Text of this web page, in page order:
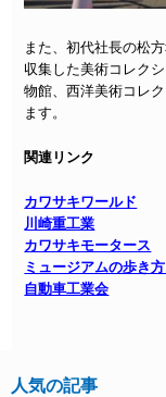
また、初代社長の松
収集した美術コレク
物館、西洋美術コレ
ます。
関連リンク
カワサキワールド
川崎重工業
カワサキモータース
ミュージアムの歩き
自動車工業会
人気の記事